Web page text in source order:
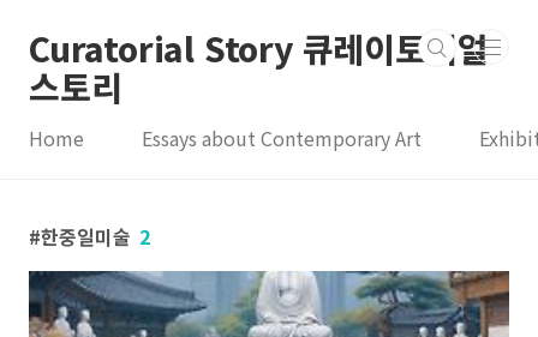
Curatorial Story 큐레이토리얼
스토리
Home Essays about Contemporary Art
한중일미술 2